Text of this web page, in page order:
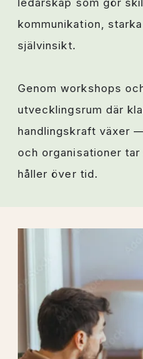
kommunikation,
självinsikt.
Genom workshops
utvecklingsrum där
handlingskraft växer
och organisationer
håller över tid.